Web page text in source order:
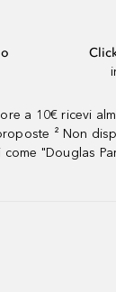
a 10€ ricevi
² Non
"Douglas